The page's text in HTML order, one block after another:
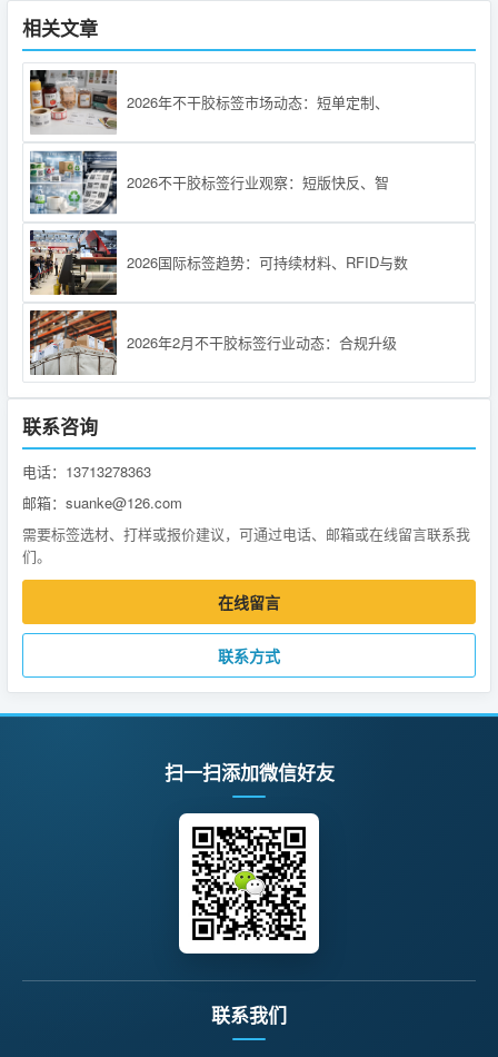
相关文章
2026年不干胶标签市场动态：短单定制、
2026不干胶标签行业观察：短版快反、智
2026国际标签趋势：可持续材料、RFID与数
2026年2月不干胶标签行业动态：合规升级
联系咨询
电话：13713278363
邮箱：suanke@126.com
需要标签选材、打样或报价建议，可通过电话、邮箱或在线留言联系我
们。
在线留言
联系方式
扫一扫添加微信好友
联系我们